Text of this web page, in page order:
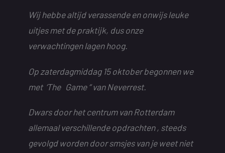
Wij hebbe altijd verassende en onwijs leuke
uitjes met de praktijk, dus onze
verwachtingen lagen hoog.
Op zaterdagmiddag 15 oktober begonnen we
met ‘The Game “ van Neverrest.
Dwars door het centrum van Rotterdam
allemaal verschillende opdrachten , steeds
gevolgd worden door smsjes van je weet niet